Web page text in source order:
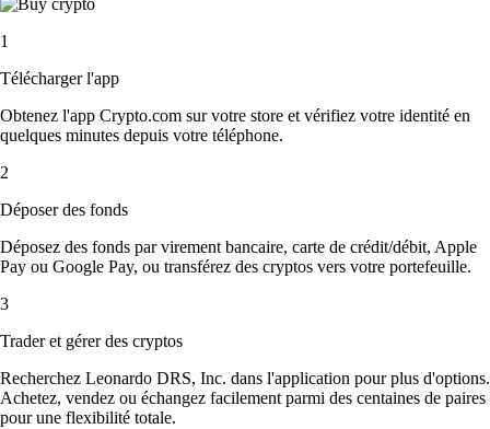
1
Télécharger l'app
Obtenez l'app Crypto.com sur votre store et vérifiez votre identité en
quelques minutes depuis votre téléphone.
2
Déposer des fonds
Déposez des fonds par virement bancaire, carte de crédit/débit, Apple
Pay ou Google Pay, ou transférez des cryptos vers votre portefeuille.
3
Trader et gérer des cryptos
Recherchez Leonardo DRS, Inc. dans l'application pour plus d'options.
Achetez, vendez ou échangez facilement parmi des centaines de paires
pour une flexibilité totale.